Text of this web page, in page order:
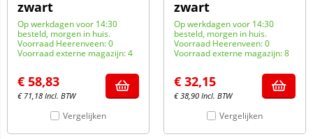
zwart
Op werkdagen voor 14:30
besteld, morgen in huis.
Voorraad Heerenveen: 0
Voorraad externe magazijn: 4
€ 58,83
€ 71,18 Incl. BTW
Vergelijken
zwart
Op werkdagen voor 14:30
besteld, morgen in huis.
Voorraad Heerenveen: 0
Voorraad externe magazijn: 8
€ 32,15
€38,90 Incl. BTW
Vergelijken